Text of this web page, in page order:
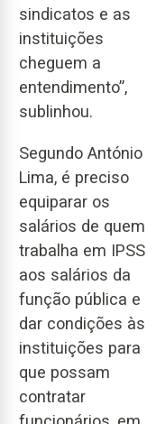
sindicatos e as
instituições
cheguem a
entendimento”,
sublinhou.
Segundo António
Lima, é preciso
equiparar os
salários de quem
trabalha em IPSS
aos salários da
função pública e
dar condições às
instituições para
que possam
contratar